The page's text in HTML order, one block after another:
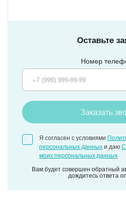
Оставьте
Номер
Заказать
Я согласен с условиями
персональных данныхи даю
моих персональных данных
Вам будет совершен обратный
дождитесь ответа